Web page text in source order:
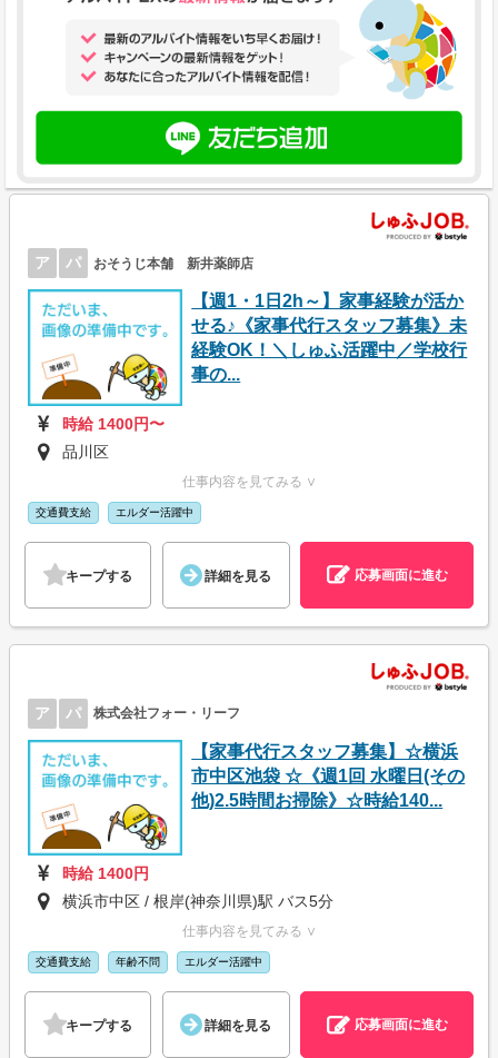
ア パ おそうじ本舗 新井薬師店
【週1・1日2h～】家事経験が活か
せる♪《家事代行スタッフ募集》未
経験OK！＼しゅふ活躍中／学校行
事の...
時給 1400円〜
品川区
仕事内容を見てみる ∨
交通費支給 エルダー活躍中
キープする 詳細を見る 応募画面に進む
ア パ 株式会社フォー・リーフ
【家事代行スタッフ募集】☆横浜
市中区池袋 ☆《週1回 水曜日(その
他)2.5時間お掃除》☆時給140...
時給 1400円
横浜市中区 / 根岸(神奈川県)駅 バス5分
仕事内容を見てみる ∨
交通費支給 年齢不問 エルダー活躍中
キープする 詳細を見る 応募画面に進む